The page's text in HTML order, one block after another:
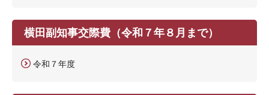
横田副知事交際費（令和７年８月まで）
令和７年度